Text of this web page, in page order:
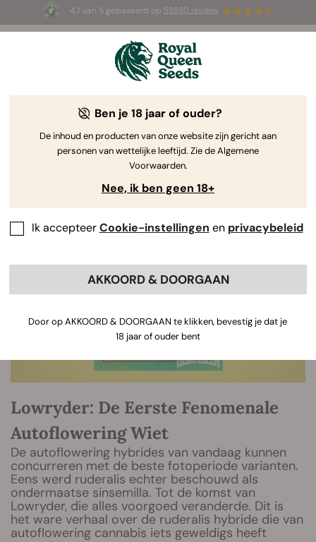
4.7 van 5 gebaseerd op 58690 reviews
3 White Widow Auto zaadjesGRATIS voor de
The RQS Blog
Cannabis Lifestyle Blogs
Lowryder: De Eerste Fenomenale
Autoflowering Wiet
De autoflowering hybrides van vandaag kunnen
concurreren met de beste fotoperiode varianten.
Eens werd ruderalis echter beschouwd als
ondermaatse sinsemilla. Tot de komst van
Lowryder, die alles voorgoed veranderde. Dit is
het ware verhaal over de ruderalis hybride die van
autoflowering cannabis iets geweldigs heeft
Ben je 18 jaar of ouder?
De inhoud en producten van onze website zijn gericht aan
personen van wettelijke leeftijd. Zie de Algemene
Voorwaarden.
Nee, ik ben geen 18+
Ik accepteerCookie-instellingen en privacybeleid
AKKOORD & DOORGAAN
Door op AKKOORD & DOORGAAN te klikken, bevestig je dat je
18 jaar of ouder bent